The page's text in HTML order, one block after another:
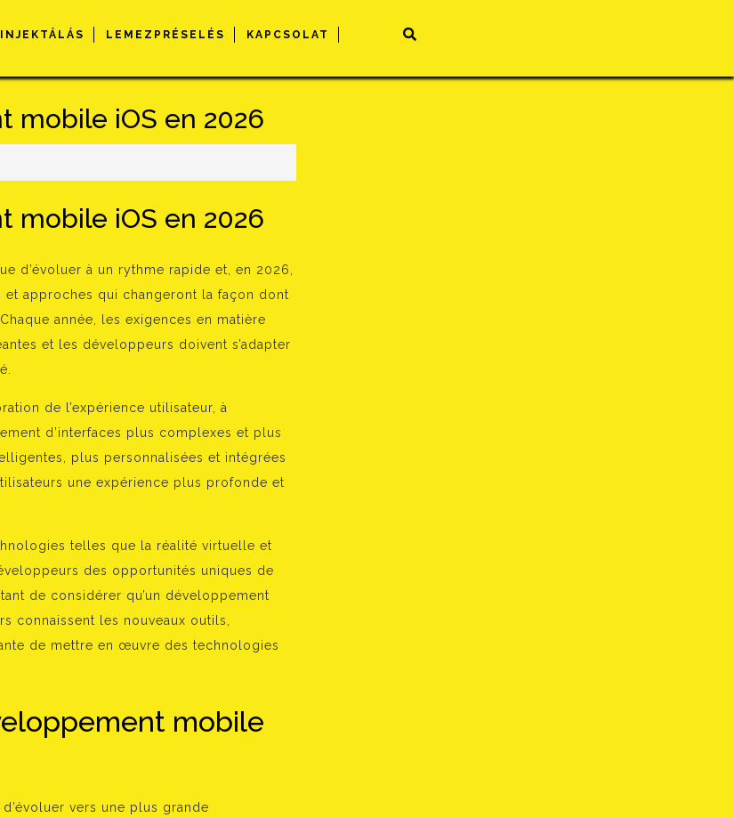
INJEKTÁLÁS LEMEZPRÉSELÉS KAPCSOLAT
mobile iOS en 2026
mobile iOS en 2026
d’évoluer à un rythme rapide et, en 2026,
approches qui changeront la façon dont
année, les exigences en matière
et les développeurs doivent s’adapter
de l’expérience utilisateur, à
d’interfaces plus complexes et plus
plus personnalisées et intégrées
une expérience plus profonde et
telles que la réalité virtuelle et
des opportunités uniques de
de considérer qu’un développement
connaissent les nouveaux outils,
de mettre en œuvre des technologies
mobile
vers une plus grande